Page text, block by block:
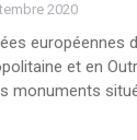
2020
européennes
et en
monuments